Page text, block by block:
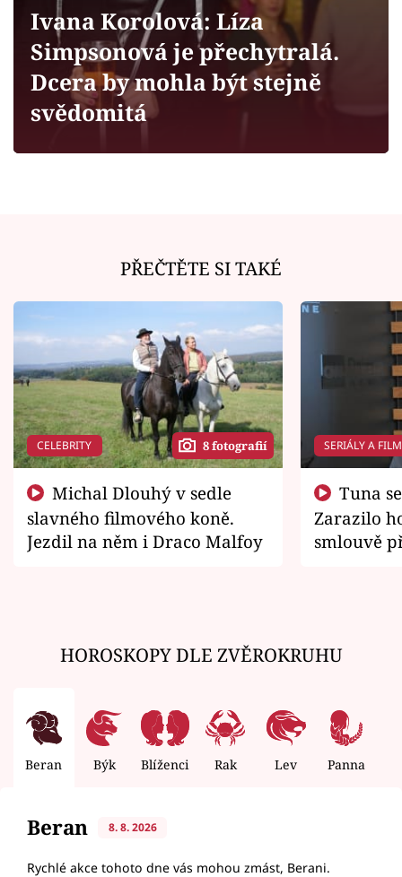
Sledujte prima+
Filmový festival Karlovy Vary
Sledujte nás
Ivana Korolová: Líza
Simpsonová je přechytralá.
Dcera by mohla být stejně
svědomitá
PŘEČTĚTE SI TAKÉ
CELEBRITY 8 fotografií
slavného filmového koně.
Jezdil na něm i Draco Malfoy
SERIÁLY A
Zarazilo
smlouvě
HOROSKOPY DLE ZVĚROKRUHU
Beran Býk Blíženci Rak Lev Panna
Beran 8. 8. 2026
Rychlé akce tohoto dne vás mohou zmást, Berani.